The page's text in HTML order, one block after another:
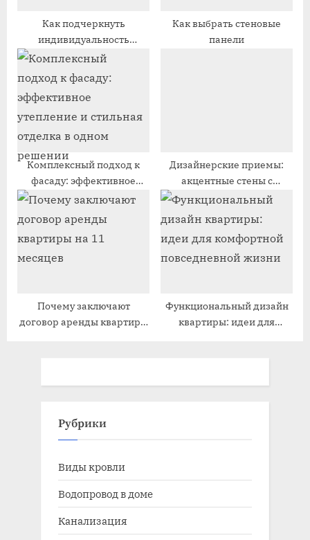
ь
:
п
и
с
ь
:
Как подчеркнуть
индивидуальность
пространства
уникальными обоями
Как выбрать стеновые
панели
Комплексный подход к
фасаду: эффективное
утепление и стильная
Дизайнерские приемы:
акцентные стены с
использованием
декоративной краски
Почему заключают
договор аренды квартиры
Функциональный дизайн
квартиры: идеи для
Рубрики
Виды кровли
Водопровод в доме
Канализация